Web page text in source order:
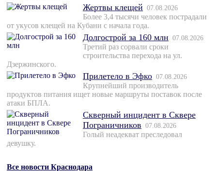
Жертвы клещей 07.08.2026
Более 3,4 тысячи человек пострадали
от укусов клещей на Кубани с начала года.
Долгострой за 160 млн 07.08.2026
Третий раз сорвали сроки
строительства перехода на ул.
Дзержинского.
Прилетело в Эфко 07.08.2026
Крупнейший производитель
продуктов питания ищет новые маршруты поставок после
атаки БПЛА.
Скверный инцидент в Сквере
Пограничников 07.08.2026
Голый неадекват преследовал
девушку.
Все новости Краснодара